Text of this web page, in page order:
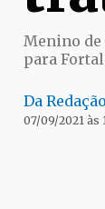
Menino de
para
Da
07/09/2021 às